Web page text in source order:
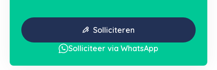
Solliciteren
Solliciteer via WhatsApp